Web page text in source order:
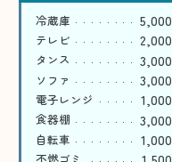
冷蔵庫 5,000
テレビ 2,000
タンス 3,000
ソファ 3,000
電子レンジ 1,000
食器棚 3,000
自転車 1,000